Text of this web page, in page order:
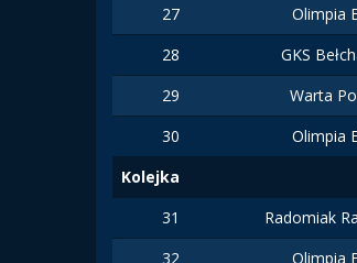
27 Olimpia
28 GKS
29 Warta
30 Olimpia
Kolejka
31
Radomiak
32
Olimpia